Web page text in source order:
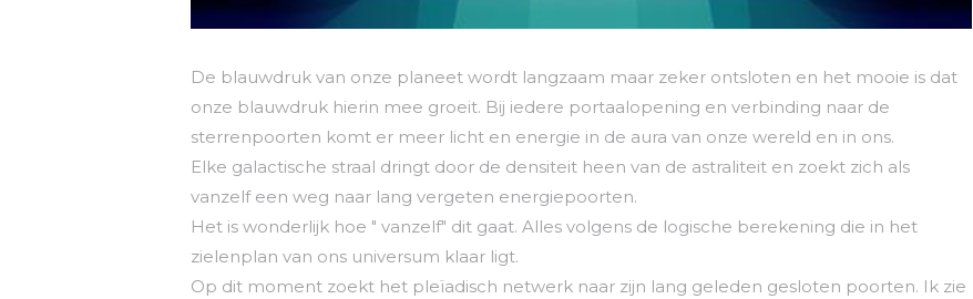
De blauwdruk van onze planeet wordt langzaam maar zeker ontsloten en het mooie is dat
onze blauwdruk hierin mee groeit. Bij iedere portaalopening en verbinding naar de
sterrenpoorten komt er meer licht en energie in de aura van onze wereld en in ons.
Elke galactische straal dringt door de densiteit heen van de astraliteit en zoekt zich als
vanzelf een weg naar lang vergeten energiepoorten.
Het is wonderlijk hoe " vanzelf" dit gaat. Alles volgens de logische berekening die in het
zielenplan van ons universum klaar ligt.
Op dit moment zoekt het pleïadisch netwerk naar zijn lang geleden gesloten poorten. Ik zie